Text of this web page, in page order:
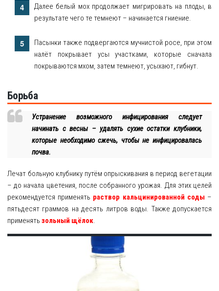
Далее белый мох продолжает мигрировать на плоды, в
результате чего те темнеют – начинается гниение.
Пасынки также подвергаются мучнистой росе, при этом
налёт покрывает усы участками, которые сначала
покрываются мхом, затем темнеют, усыхают, гибнут.
Борьба
Устранение возможного инфицирования следует
начинать с весны – удалять сухие остатки клубники,
которые необходимо сжечь, чтобы не инфицировалась
почва.
Лечат больную клубнику путём опрыскивания в период вегетации
– до начала цветения, после собранного урожая. Для этих целей
рекомендуется применять раствор кальцинированной соды –
пятьдесят граммов на десять литров воды. Также допускается
применять зольный щёлок.